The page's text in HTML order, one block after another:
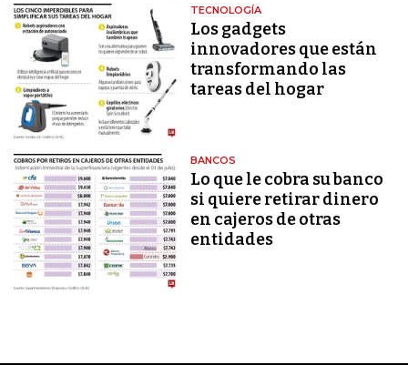
TECNOLOGÍA
Los gadgets
innovadores que están
transformando las
tareas del hogar
BANCOS
Lo que le cobra su banco
si quiere retirar dinero
en cajeros de otras
entidades